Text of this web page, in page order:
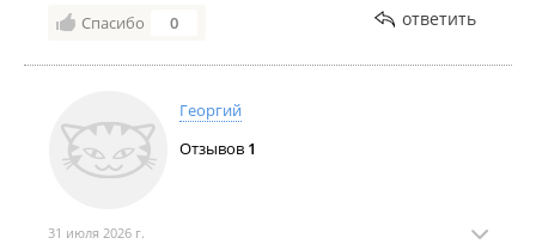
компанию, которая связалась с нами буквально на
следующий день и авто выехало в Москву
Весь процесс от заключения договора и доставки
было очень приятно!
Большая благодарность ребятам за качественную
работу!!!
Спасибо 0 ответить
Георгий
Отзывов 1
31 июля 2026 г.